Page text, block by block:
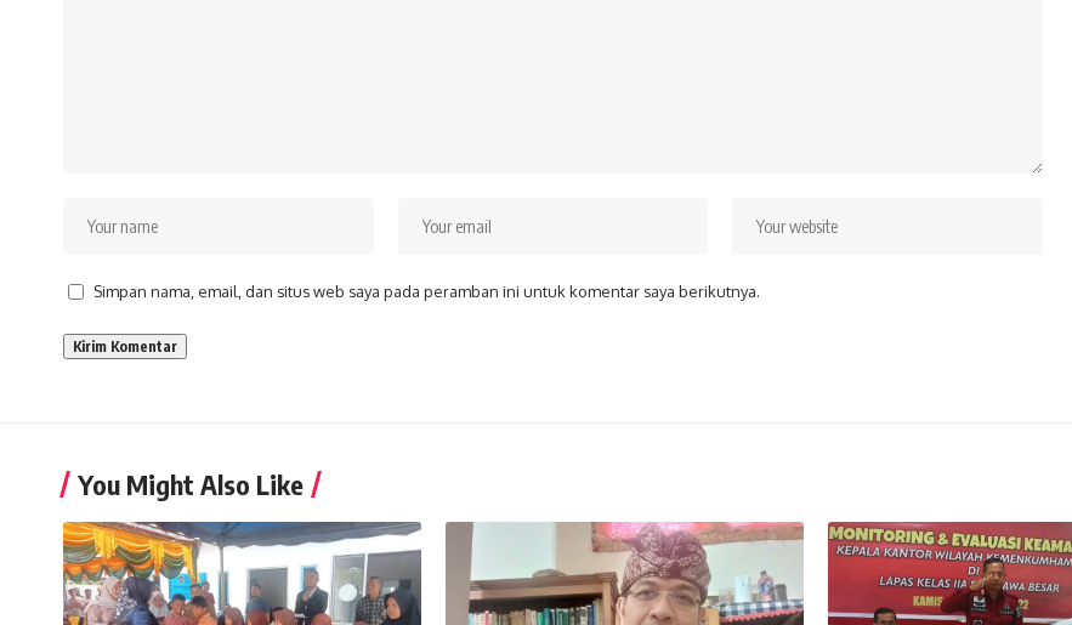
Simpan nama, email, dan situs web saya pada peramban ini untuk komentar saya berikutnya.
You Might Also Like